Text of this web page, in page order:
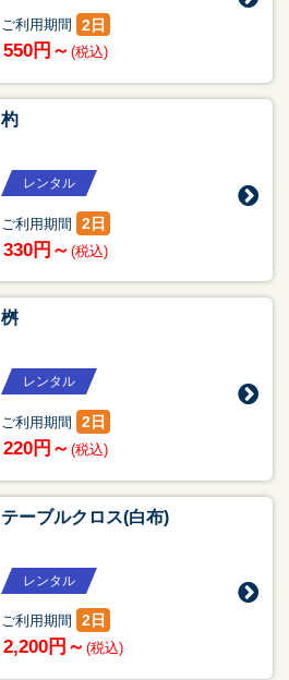
ご利用期間 2日
550円～ (税込)
杓
レンタル
ご利用期間 2日
330円～ (税込)
桝
レンタル
ご利用期間 2日
220円～ (税込)
テーブルクロス(白布)
レンタル
ご利用期間 2日
2,200円～ (税込)